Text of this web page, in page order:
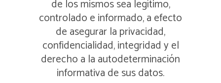
de los mismos sea legítimo,
controlado e informado, a efecto
de asegurar la privacidad,
confidencialidad, integridad y el
derecho a la autodeterminación
informativa de sus datos.